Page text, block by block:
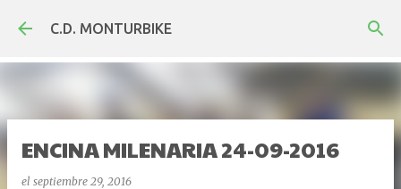
Ir al contenido principal
C.D. MONTURBIKE
ENCINA MILENARIA 24-09-2016
el septiembre 29, 2016